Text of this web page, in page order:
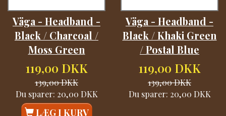
Väga - Headband -
Black / Charcoal /
Moss Green
119,00 DKK
139,00 DKK
Du sparer: 20,00 DKK
LÆG I KURV
Väga - Headband -
Black / Khaki Green
/ Postal Blue
119,00 DKK
139,00 DKK
Du sparer: 20,00 DKK